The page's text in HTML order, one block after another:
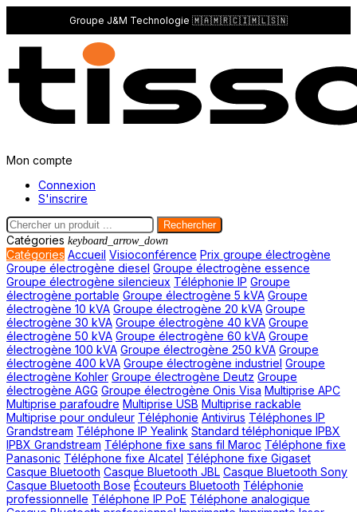
Groupe J&M Technologie 🇲🇦🇲🇷🇨🇮🇲🇱🇸🇳
Mon compte
Connexion
S'inscrire
Rechercher
Catégories keyboard_arrow_down
Catégories Accueil Visioconférence Prix groupe électrogène
Groupe électrogène diesel Groupe électrogène essence
Groupe électrogène silencieux Téléphonie IP Groupe
électrogène portable Groupe électrogène 5 kVA Groupe
électrogène 10 kVA Groupe électrogène 20 kVA Groupe
électrogène 30 kVA Groupe électrogène 40 kVA Groupe
électrogène 50 kVA Groupe électrogène 60 kVA Groupe
électrogène 100 kVA Groupe électrogène 250 kVA Groupe
électrogène 400 kVA Groupe électrogène industriel Groupe
électrogène Kohler Groupe électrogène Deutz Groupe
électrogène AGG Groupe électrogène Onis Visa Multiprise APC
Multiprise parafoudre Multiprise USB Multiprise rackable
Multiprise pour onduleur Téléphonie Antivirus Téléphones IP
Grandstream Téléphone IP Yealink Standard téléphonique IPBX
IPBX Grandstream Téléphone fixe sans fil Maroc Téléphone fixe
Panasonic Téléphone fixe Alcatel Téléphone fixe Gigaset
Casque Bluetooth Casque Bluetooth JBL Casque Bluetooth Sony
Casque Bluetooth Bose Écouteurs Bluetooth Téléphonie
professionnelle Téléphone IP PoE Téléphone analogique